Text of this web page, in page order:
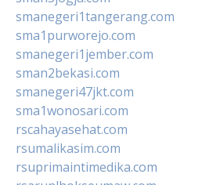
smanegeri1tangerang.com
sma1purworejo.com
smanegeri1jember.com
sman2bekasi.com
smanegeri47jkt.com
sma1wonosari.com
rscahayasehat.com
rsumalikasim.com
rsuprimaintimedika.com